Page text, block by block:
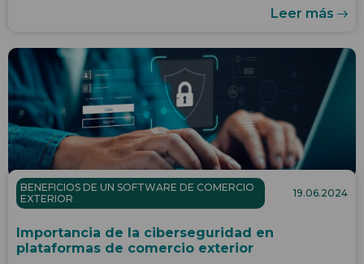
Leer más
BENEFICIOS DE UN SOFTWARE DE COMERCIO
EXTERIOR
19.06.2024
Importancia de la ciberseguridad en
plataformas de comercio exterior